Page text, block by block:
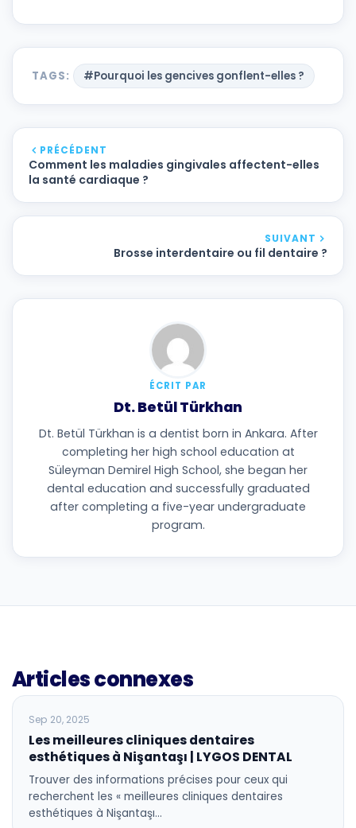
TAGS: #Pourquoi les gencives gonflent-elles ?
PRÉCÉDENT
Comment les maladies gingivales affectent-elles
la santé cardiaque ?
SUIVANT
Brosse interdentaire ou fil dentaire ?
ÉCRIT PAR
Dt. Betül Türkhan
Dt. Betül Türkhan is a dentist born in Ankara. After
completing her high school education at
Süleyman Demirel High School, she began her
dental education and successfully graduated
after completing a five-year undergraduate
program.
Articles connexes
BLOG
Sep 20, 2025
Les meilleures cliniques dentaires
esthétiques à Nişantaşı | LYGOS DENTAL
Trouver des informations précises pour ceux qui
recherchent les « meilleures cliniques dentaires
esthétiques à Nişantaşı…